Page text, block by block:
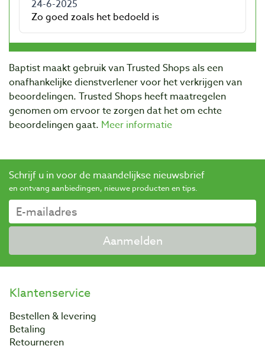
Baptist maakt gebruik van Trusted Shops als een
onafhankelijke dienstverlener voor het verkrijgen van
beoordelingen. Trusted Shops heeft maatregelen
genomen om ervoor te zorgen dat het om echte
beoordelingen gaat. Meer informatie
Schrijf u in voor de maandelijkse nieuwsbrief
en ontvang aanbiedingen, nieuwe producten en tips.
Aanmelden
Klantenservice
Bestellen & levering
Betaling
Retourneren